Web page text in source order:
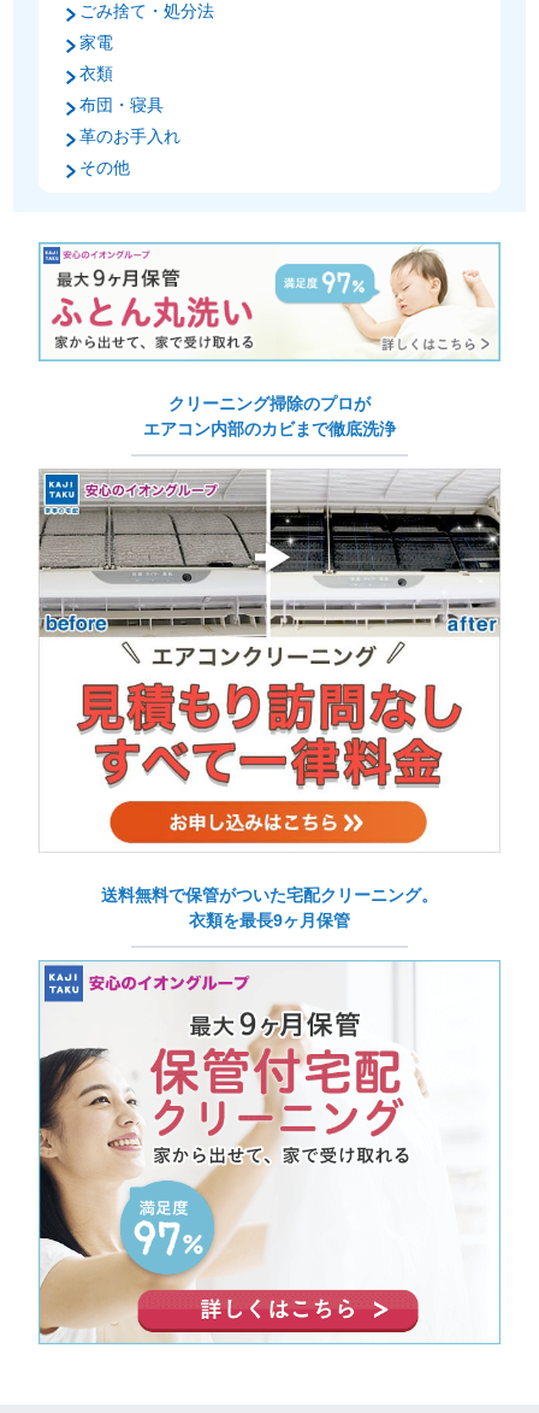
ごみ捨て・処分法
家電
衣類
布団・寝具
革のお手入れ
その他
クリーニング掃除のプロが
エアコン内部のカビまで徹底洗浄
送料無料で保管がついた宅配クリーニング。
衣類を最長9ヶ月保管